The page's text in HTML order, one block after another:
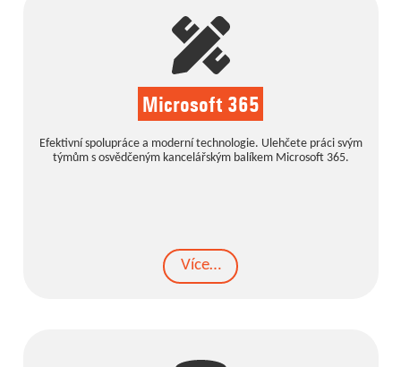
Microsoft 365
Efektivní spolupráce a moderní technologie. Ulehčete práci svým
týmům s osvědčeným kancelářským balíkem Microsoft 365.
Více…